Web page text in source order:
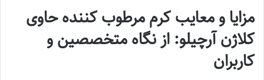
مزایا و معایب کرم مرطوب کننده حاوی
کلاژن آرچیلو: از نگاه متخصصین و
کاربران